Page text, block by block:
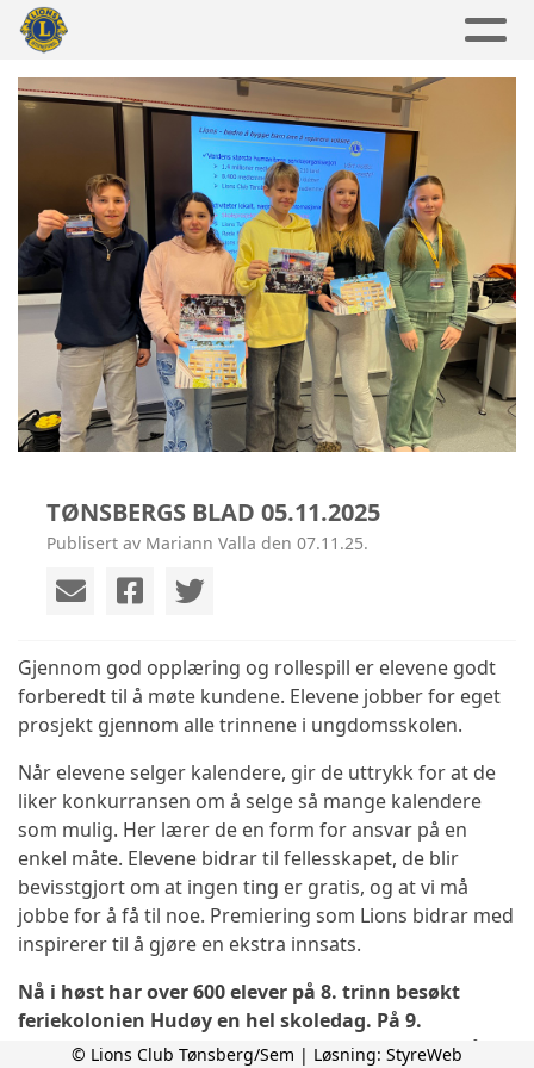
TØNSBERGS BLAD 05.11.2025
Publisert av Mariann Valla den 07.11.25.
Gjennom god opplæring og rollespill er elevene godt
forberedt til å møte kundene. Elevene jobber for eget
prosjekt gjennom alle trinnene i ungdomsskolen.
Når elevene selger kalendere, gir de uttrykk for at de
liker konkurransen om å selge så mange kalendere
som mulig. Her lærer de en form for ansvar på en
enkel måte. Elevene bidrar til fellesskapet, de blir
bevisstgjort om at ingen ting er gratis, og at vi må
jobbe for å få til noe. Premiering som Lions bidrar med
inspirerer til å gjøre en ekstra innsats.
Nå i høst har over 600 elever på 8. trinn besøkt
feriekolonien Hudøy en hel skoledag. På 9.
klassetrinn kan elevene glede seg til miljødag på
© Lions Club Tønsberg/Sem | Løsning: StyreWeb